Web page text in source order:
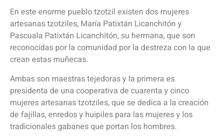
En este enorme pueblo tzotzil existen dos mujeres
artesanas tzotziles, María Patixtán Licanchitón y
Pascuala Patixtán Licanchitón, su hermana, que son
reconocidas por la comunidad por la destreza con la que
crean estas muñecas.
Ambas son maestras tejedoras y la primera es
presidenta de una cooperativa de cuarenta y cinco
mujeres artesanas tzotziles, que se dedica a la creación
de fajillas, enredos y huipiles para las mujeres y los
tradicionales gabanes que portan los hombres.